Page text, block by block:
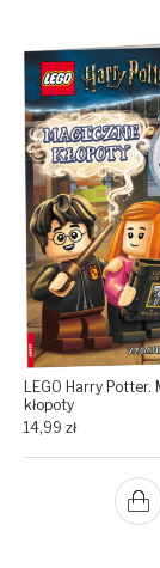
LEGO Harry
kłopoty
14,99zł